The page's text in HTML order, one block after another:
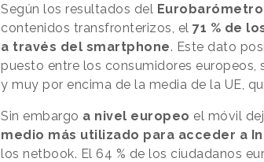
Según los resultados del Eurobarómetro
contenidos transfronterizos, el 71 % de
a través del smartphone. Este dato
puesto entre los consumidores europeos,
y muy por encima de la media de la UE,
Sin embargo a nivel europeo el móvil
medio más utilizado para acceder a
los netbook. El 64 % de los ciudadanos